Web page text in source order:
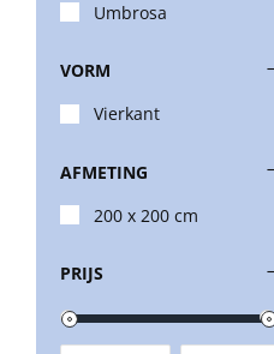
Umbrosa
VORM
Vierkant
AFMETING
200 x 200 cm
PRIJS